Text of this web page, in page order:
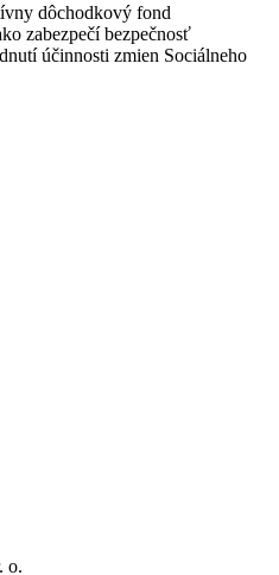
dôchodkový fond
zabezpečí bezpečnosť
účinnosti zmien Sociálneho
o.